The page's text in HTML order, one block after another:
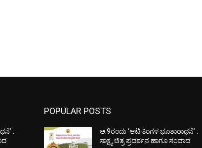
:
POPULAR POSTS
ಆ.9ರಂದು ‘ಆಟಿ ತಿಂಗಳ ಭೂತಾರಾಧನೆ’ :
ಸಾಕ್ಷ್ಯ ಚಿತ್ರ ಪ್ರದರ್ಶನ ಹಾಗೂ ಸಂವಾದ